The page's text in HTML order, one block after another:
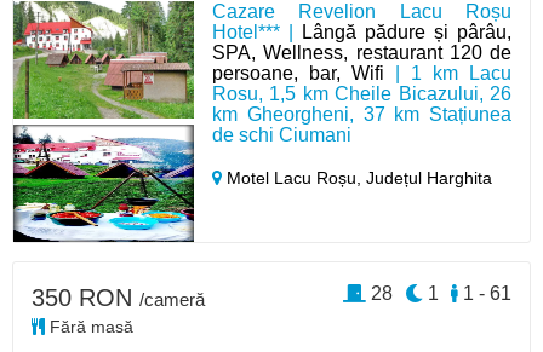
Cazare Revelion Lacu Roșu
Hotel*** |
Lângă pădure și pârâu,
SPA, Wellness, restaurant 120 de
persoane, bar, Wifi | 1 km Lacu
Rosu, 1,5 km Cheile Bicazului, 26
km Gheorgheni, 37 km Stațiunea
de schi Ciumani
Motel Lacu Roșu,Județul Harghita
350 RON /cameră
Fără masă
1 - 61
1
28